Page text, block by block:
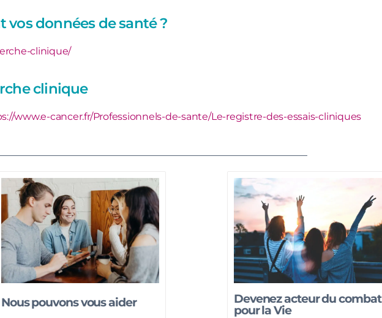
données de santé ?
clinique/
clinique
www.e-cancer.fr/Professionnels-de-sante/Le-registre-des-essais-cliniques
Nous pouvons vous aider
Devenez acteur du combat
pour la Vie